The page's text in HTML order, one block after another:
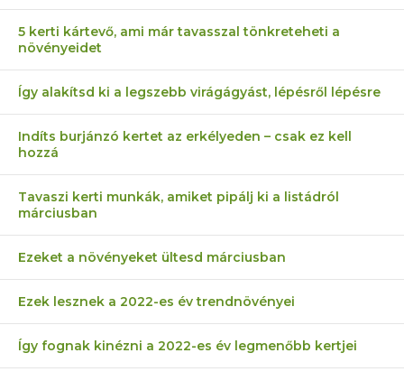
5 kerti kártevő, ami már tavasszal tönkreteheti a
növényeidet
Így alakítsd ki a legszebb virágágyást, lépésről lépésre
Indíts burjánzó kertet az erkélyeden – csak ez kell
hozzá
Tavaszi kerti munkák, amiket pipálj ki a listádról
márciusban
Ezeket a növényeket ültesd márciusban
Ezek lesznek a 2022-es év trendnövényei
Így fognak kinézni a 2022-es év legmenőbb kertjei